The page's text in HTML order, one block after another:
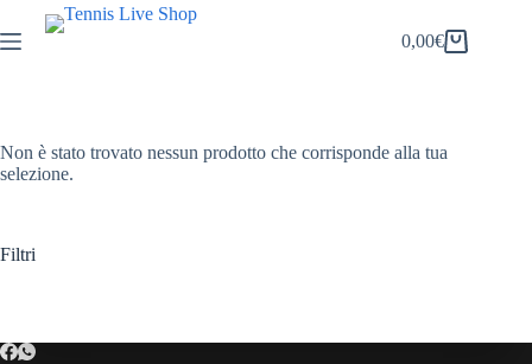
al
contenuto
Carrello
0,00€
Non è stato trovato nessun prodotto che corrisponde alla tua
selezione.
Filtri